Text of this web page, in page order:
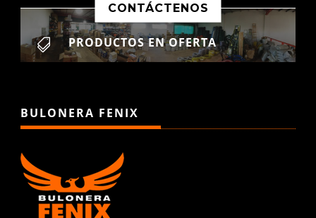
CONTÁCTENOS
 PRODUCTOS EN OFERTA
BULONERA FENIX